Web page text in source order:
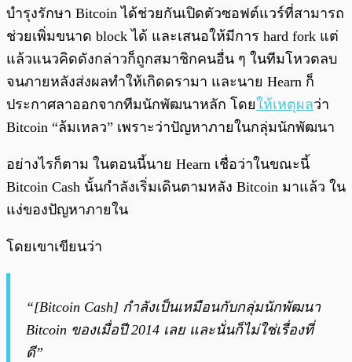
บำรุงรักษา Bitcoin ได้ช่วยกันเปิดตัวซอฟต์แวร์ที่สามารถ
ช่วยเพิ่มขนาด block ได้ และเสนอให้มีการ hard fork แต่
แล้วแนวคิดดังกล่าวก็ถูกสมาชิกคนอื่น ๆ ในทีมโหวตลบ
จนภายหลังส่งผลทำให้เกิดดรามา และนาย Hearn ก็
ประกาศลาออกจากทีมนักพัฒนาหลัก โดยให้เหตุผลว่า
Bitcoin “ล้มเหลว” เพราะว่าปัญหาภายในกลุ่มนักพัฒนา
อย่างไรก็ตาม ในตอนนี้นาย Hearn เชื่อว่าในขณะนี้
Bitcoin Cash นั้นกำลังเริ่มเดินตามหลัง Bitcoin มาแล้ว ใน
แง่ของปัญหาภายใน
โดยเขาเขียนว่า
“[Bitcoin Cash] กำลังเป็นเหมือนกับกลุ่มนักพัฒนา
Bitcoin ของเมื่อปี 2014 เลย และนั่นก็ไม่ใช่เรื่องที่
ดี”